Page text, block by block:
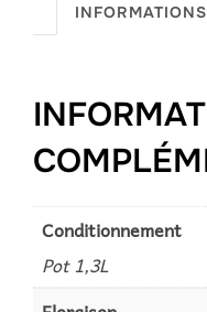
Conditionnement
Pot 1,3L